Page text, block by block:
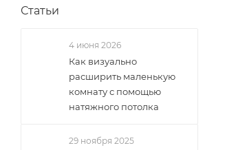
Статьи
4 июня 2026
Как визуально
расширить маленькую
комнату с помощью
натяжного потолка
29 ноября 2025